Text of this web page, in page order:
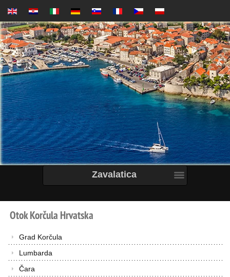
Zavalatica
OtokKorčula Hrvatska
Grad Korčula
Lumbarda
Čara